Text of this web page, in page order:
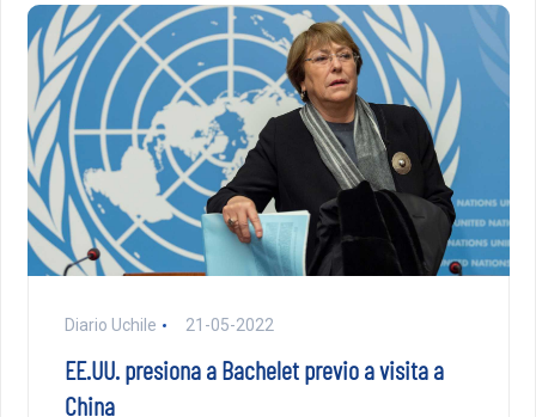
Diario Uchile 21-05-2022
EE.UU. presiona a Bachelet previo a visita a
China